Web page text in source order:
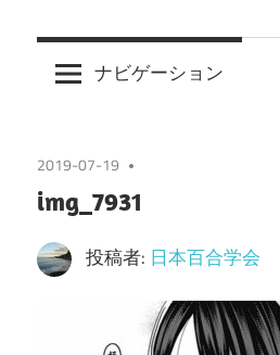
ナビゲーション
2019-07-19
img_7931
投稿者: 日本百合学会